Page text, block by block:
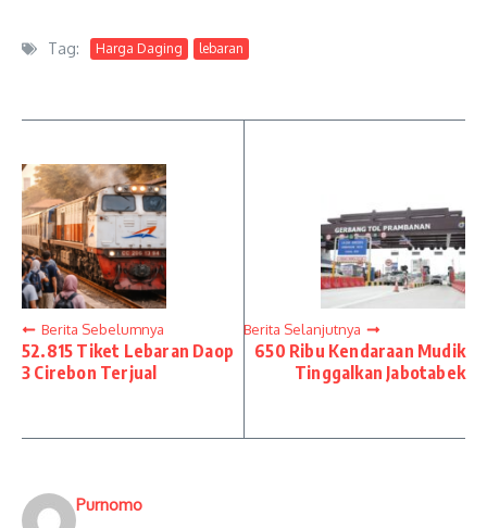
Tag: Harga Daging lebaran
Berita Sebelumnya
52.815 Tiket Lebaran Daop
3 Cirebon Terjual
Berita Selanjutnya
650 Ribu Kendaraan Mudik
Tinggalkan Jabotabek
Purnomo